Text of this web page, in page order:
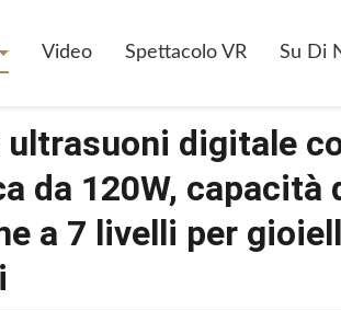
Video Spettacolo VR Su Di
Di 3L E Regolazione A 7 Livelli Per
digitale
da 120W, capacità
a 7 livelli per